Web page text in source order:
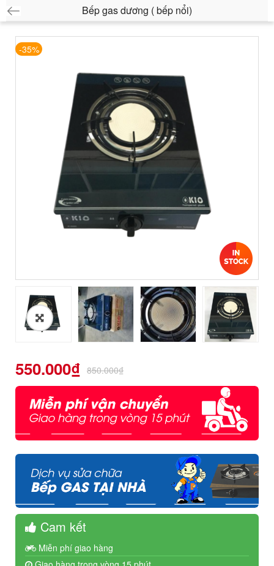
Bếp gas dương ( bếp nổi)
-35%
850.000₫
550.000₫
Cam kết
Miễn phí giao hàng